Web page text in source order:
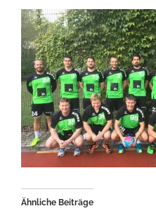
Ähnliche Beiträge